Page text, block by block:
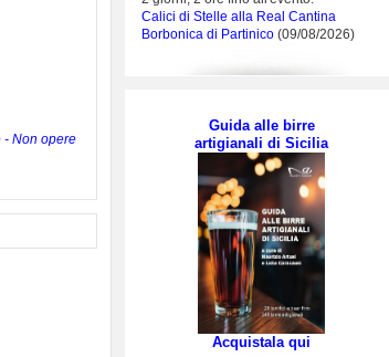
- Non opere
Calici di Stelle alla Real Cantina
Borbonica di Partinico (09/08/2026)
Guida alle birre
artigianali di Sicilia
Acquistala qui